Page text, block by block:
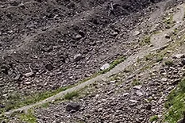
CONTACTER